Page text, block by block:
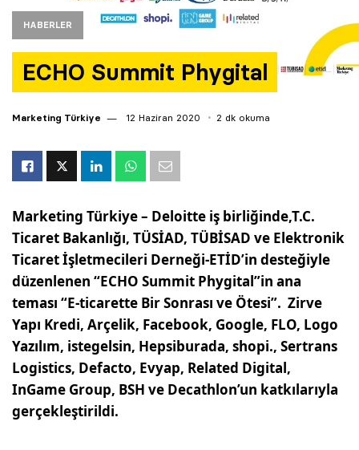
HABERLER
ECHO Summit Phygital
Marketing Türkiye 12 Haziran 2020 2 dk okuma
Marketing Türkiye – Deloitte iş birliğinde,T.C.
Ticaret Bakanlığı, TÜSİAD, TÜBİSAD ve Elektronik
Ticaret İşletmecileri Derneği-ETİD’in desteğiyle
düzenlenen “ECHO Summit Phygital”in ana
teması “E-ticarette Bir Sonrası ve Ötesi”. Zirve
Yapı Kredi, Arçelik, Facebook, Google, FLO, Logo
Yazılım, istegelsin, Hepsiburada, shopi., Sertrans
Logistics, Defacto, Evyap, Related Digital,
InGame Group, BSH ve Decathlon’un katkılarıyla
gerçekleştirildi.